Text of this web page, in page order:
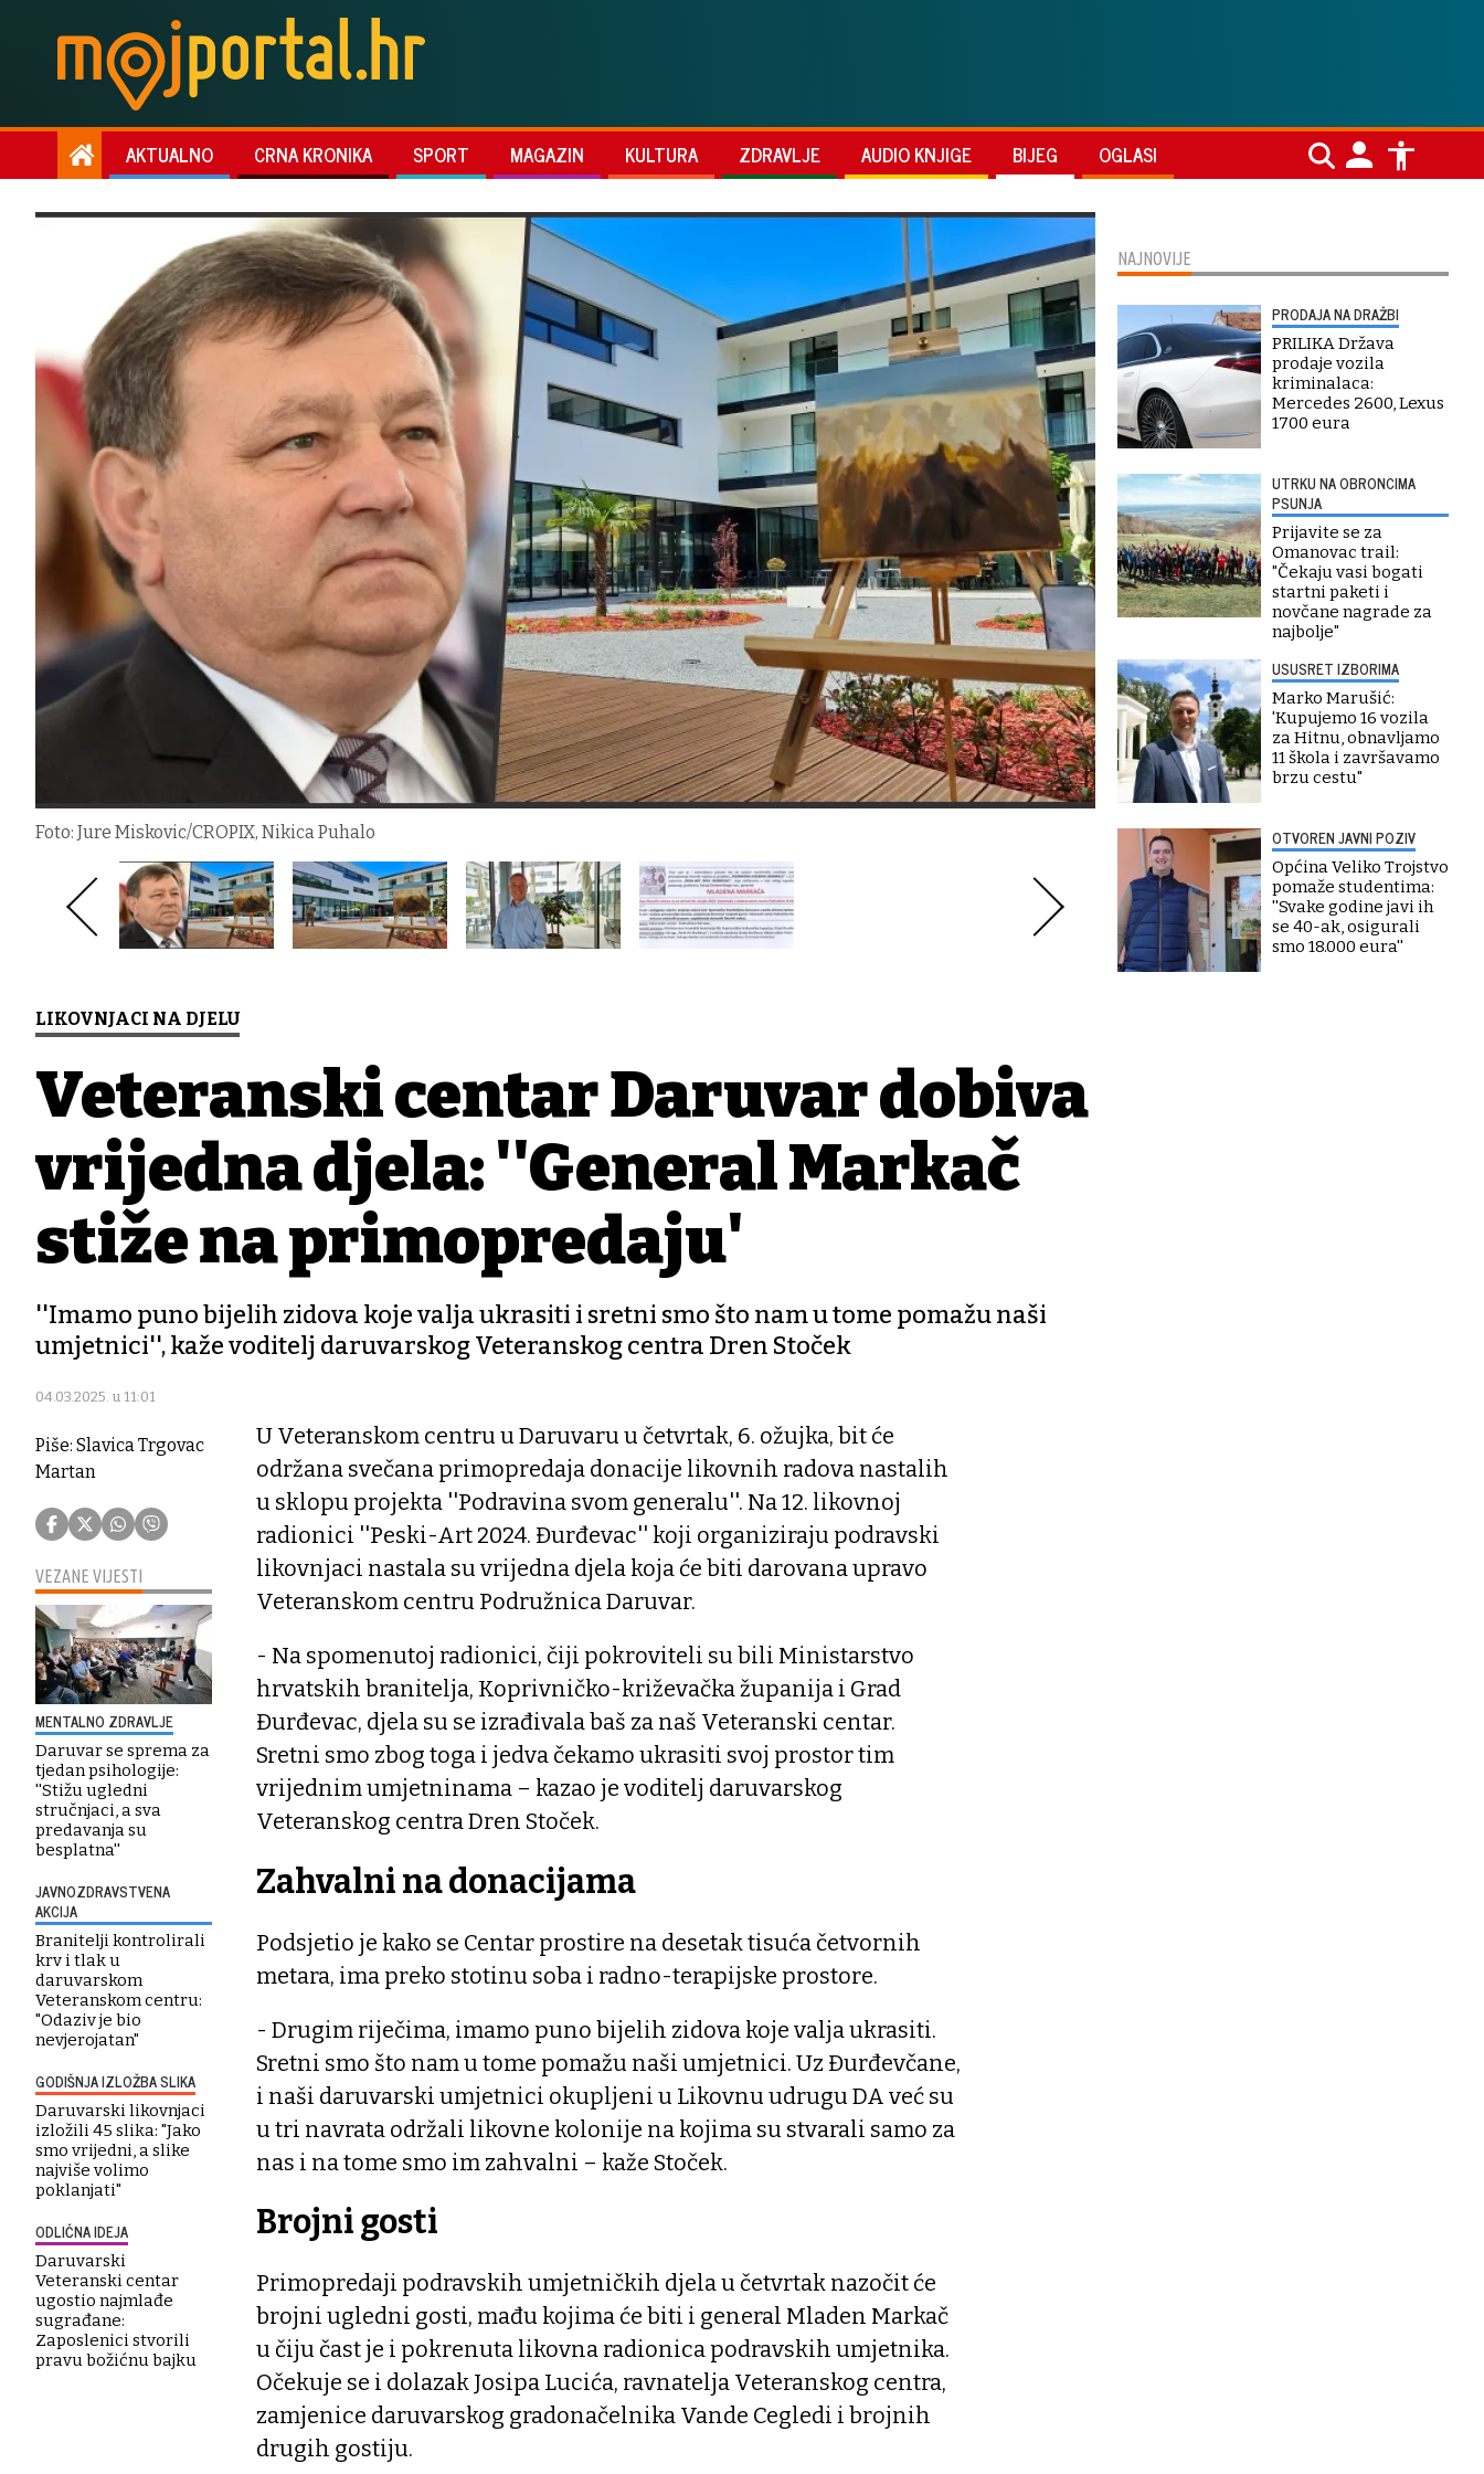
AKTUALNO CRNA KRONIKA SPORT MAGAZIN KULTURA ZDRAVLJE AUDIO KNJIGE BIJEG OGLASI
Foto: Jure Miskovic/CROPIX, Nikica Puhalo
LIKOVNJACI NA DJELU
Veteranski centar Daruvar dobiva
vrijedna djela: ''General Markač
stiže na primopredaju'
''Imamo puno bijelih zidova koje valja ukrasiti i sretni smo što nam u tome pomažu naši
umjetnici'', kaže voditelj daruvarskog Veteranskog centra Dren Stoček
04.03.2025. u 11:01
Piše: Slavica Trgovac
Martan
VEZANE VIJESTI
MENTALNO ZDRAVLJE
Daruvar se sprema za
tjedan psihologije:
''Stižu ugledni
stručnjaci, a sva
predavanja su
besplatna''
JAVNOZDRAVSTVENA
AKCIJA
Branitelji kontrolirali
krv i tlak u
daruvarskom
Veteranskom centru:
"Odaziv je bio
nevjerojatan"
GODIŠNJA IZLOŽBA SLIKA
Daruvarski likovnjaci
izložili 45 slika: "Jako
smo vrijedni, a slike
najviše volimo
poklanjati"
ODLIČNA IDEJA
Daruvarski
Veteranski centar
ugostio najmlađe
sugrađane:
Zaposlenici stvorili
pravu božićnu bajku
U Veteranskom centru u Daruvaru u četvrtak, 6. ožujka, bit će
održana svečana primopredaja donacije likovnih radova nastalih
u sklopu projekta ''Podravina svom generalu''. Na 12. likovnoj
radionici ''Peski-Art 2024. Đurđevac'' koji organiziraju podravski
likovnjaci nastala su vrijedna djela koja će biti darovana upravo
Veteranskom centru Podružnica Daruvar.
- Na spomenutoj radionici, čiji pokroviteli su bili Ministarstvo
hrvatskih branitelja, Koprivničko-križevačka županija i Grad
Đurđevac, djela su se izrađivala baš za naš Veteranski centar.
Sretni smo zbog toga i jedva čekamo ukrasiti svoj prostor tim
vrijednim umjetninama – kazao je voditelj daruvarskog
Veteranskog centra Dren Stoček.
Zahvalni na donacijama
Podsjetio je kako se Centar prostire na desetak tisuća četvornih
metara, ima preko stotinu soba i radno-terapijske prostore.
- Drugim riječima, imamo puno bijelih zidova koje valja ukrasiti.
Sretni smo što nam u tome pomažu naši umjetnici. Uz Đurđevčane,
i naši daruvarski umjetnici okupljeni u Likovnu udrugu DA već su
u tri navrata održali likovne kolonije na kojima su stvarali samo za
nas i na tome smo im zahvalni – kaže Stoček.
Brojni gosti
Primopredaji podravskih umjetničkih djela u četvrtak nazočit će
brojni ugledni gosti, mađu kojima će biti i general Mladen Markač
u čiju čast je i pokrenuta likovna radionica podravskih umjetnika.
Očekuje se i dolazak Josipa Lucića, ravnatelja Veteranskog centra,
zamjenice daruvarskog gradonačelnika Vande Cegledi i brojnih
drugih gostiju.
NAJNOVIJE
PRODAJA NA DRAŽBI
PRILIKA Država
prodaje vozila
kriminalaca:
Mercedes 2600, Lexus
1700 eura
UTRKU NA OBRONCIMA
PSUNJA
Prijavite se za
Omanovac trail:
"Čekaju vasi bogati
startni paketi i
novčane nagrade za
najbolje"
USUSRET IZBORIMA
Marko Marušić:
'Kupujemo 16 vozila
za Hitnu, obnavljamo
11 škola i završavamo
brzu cestu"
OTVOREN JAVNI POZIV
Općina Veliko Trojstvo
pomaže studentima:
''Svake godine javi ih
se 40-ak, osigurali
smo 18.000 eura''